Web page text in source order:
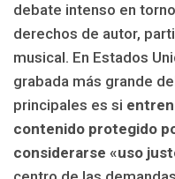
debate intenso en
derechos de autor,
musical. En Estados
grabada más grande
principales es si
contenido protegido
considerarse «uso